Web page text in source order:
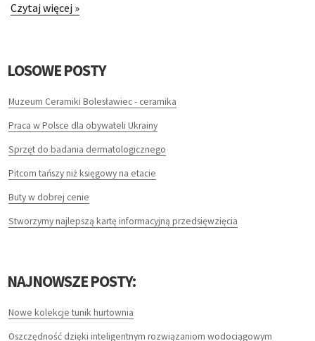
URZĄDZENIA SPECJALISTYCZNE
PRZEMYSŁ METALOWY
TRANSPORT
CZĘŚCI SAMOCHODOWE
USŁUGI MOTORYZACYJNE
SALONY, KOMISY
Czytaj więcej »
LOSOWE POSTY
Muzeum Ceramiki Bolesławiec - ceramika
Praca w Polsce dla obywateli Ukrainy
Sprzęt do badania dermatologicznego
Pitcom tańszy niż księgowy na etacie
Buty w dobrej cenie
Stworzymy najlepszą kartę informacyjną przedsięwzięcia
NAJNOWSZE POSTY:
Nowe kolekcje tunik hurtownia
Oszczędność dzięki inteligentnym rozwiązaniom wodociągowym